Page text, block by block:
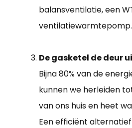
balansventilatie, een
ventilatiewarmtepomp.
De gasketel de deur
Bijna 80% van de
kunnen we herleiden
van ons huis en heet
Een efficiënt